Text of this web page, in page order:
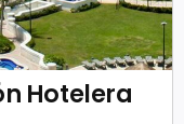
Hotelera